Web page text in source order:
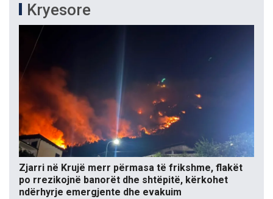
Kryesore
Zjarri në Krujë merr përmasa të frikshme, flakët
po rrezikojnë banorët dhe shtëpitë, kërkohet
ndërhyrje emergjente dhe evakuim